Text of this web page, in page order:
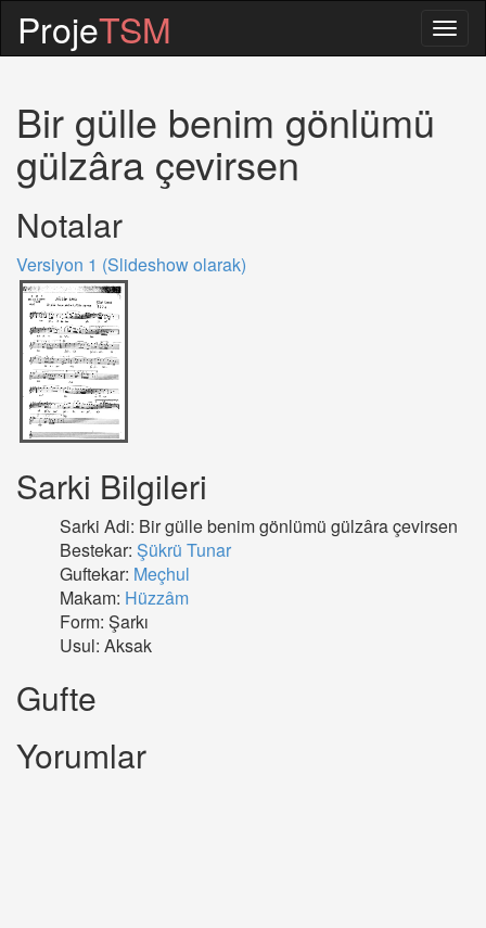
ProjeTSM
Bir gülle benim gönlümü
gülzâra çevirsen
Notalar
Versiyon 1 (Slideshow olarak)
Sarki Bilgileri
Sarki Adi: Bir gülle benim gönlümü gülzâra çevirsen
Bestekar: Şükrü Tunar
Guftekar: Meçhul
Makam: Hüzzâm
Form: Şarkı
Usul: Aksak
Gufte
Yorumlar